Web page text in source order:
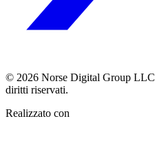
© 2026 Norse Digital Group LLC
diritti riservati.
Realizzato con